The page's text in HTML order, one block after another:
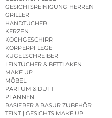
GESICHTSREINIGUNG HERREN
GRILLER
HANDTÜCHER
KERZEN
KOCHGESCHIRR
KÖRPERPFLEGE
KUGELSCHREIBER
LEINTÜCHER & BETTLAKEN
MAKE UP
MÖBEL
PARFUM & DUFT
PFANNEN
RASIERER & RASUR ZUBEHÖR
TEINT | GESICHTS MAKE UP